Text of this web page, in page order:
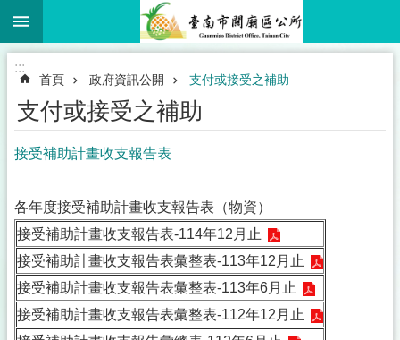
跳到主要內容區塊
:::
首頁 政府資訊公開 支付或接受之補助
支付或接受之補助
接受補助計畫收支報告表
各年度接受補助計畫收支報告表（物資）
接受補助計畫收支報告表-114年12月止
接受補助計畫收支報告表彙整表-113年12月止
接受補助計畫收支報告表彙整表-113年6月止
接受補助計畫收支報告表彙整表-112年12月止